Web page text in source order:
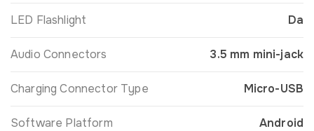
LED Flashlight Da
Audio Connectors 3.5 mm mini-jack
Charging Connector Type Micro-USB
Software Platform Android